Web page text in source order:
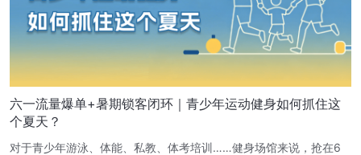
六一流量爆单+暑期锁客闭环｜青少年运动健身如何抓住这
个夏天？
对于青少年游泳、体能、私教、体考培训……健身场馆来说，抢在6